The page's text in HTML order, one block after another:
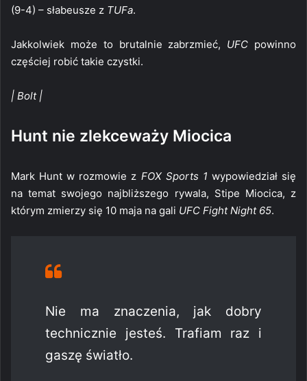
(9-4) – słabeusze z TUFa.
Jakkolwiek może to brutalnie zabrzmieć, UFC powinno
częściej robić takie czystki.
| Bolt |
Hunt nie zlekceważy Miocica
Mark Hunt w rozmowie z FOX Sports 1 wypowiedział się
na temat swojego najbliższego rywala, Stipe Miocica, z
którym zmierzy się 10 maja na gali UFC Fight Night 65.
Nie ma znaczenia, jak dobry
technicznie jesteś. Trafiam raz i
gaszę światło.